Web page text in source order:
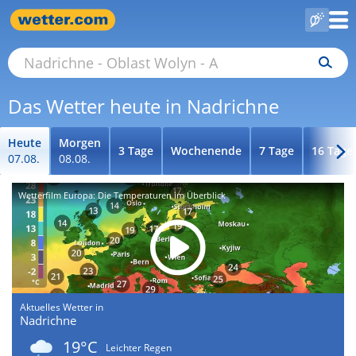
Das Wetter heute in Nadrichne
Heute
07.08.
Morgen
08.08.
3 Tage Wochenende 7 Tage 16 Tage
Wetterfilm Europa: Die Temperaturen im Überblick
Aktuelles Wetter in
Nadrichne
19°C
Leichter Regen